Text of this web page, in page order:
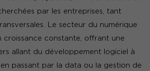
par les entreprises, tant
Le secteur du numérique
croissance constante, offrant une
allant du développement logiciel à
passant par la data ou la gestion de